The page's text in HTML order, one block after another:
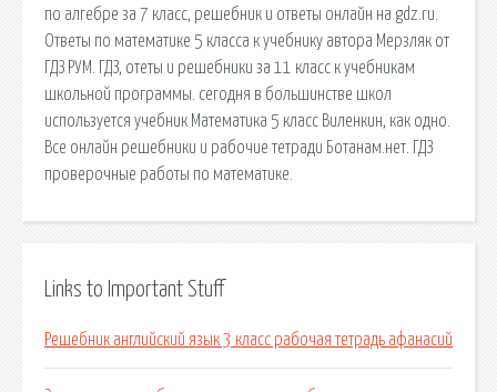
по алгебре за 7 класс, решебник и ответы онлайн на gdz.ru.
Ответы по математике 5 класса к учебнику автора Мерзляк от
ГДЗ РУМ. ГДЗ, отеты и решебники за 11 класс к учебникам
школьной программы. cегодня в большинстве школ
используется учебник Математика 5 класс Виленкин, как одно.
Все онлайн решебники и рабочие тетради Ботанам.нет. ГДЗ
проверочные работы по математике.
Links to Important Stuff
Решебник английский язык 3 класс рабочая тетрадь афанасий